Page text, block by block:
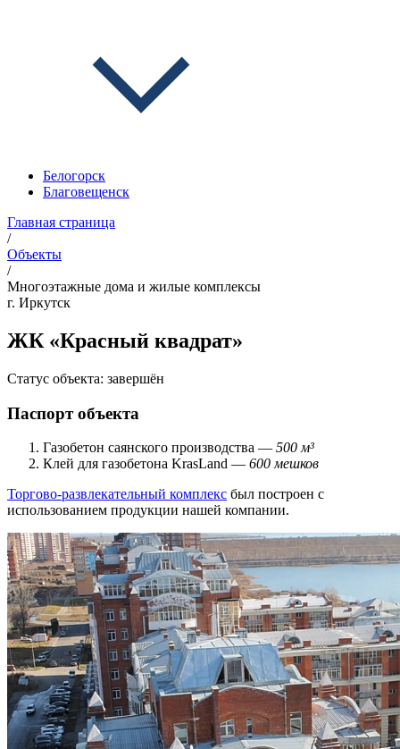
Белогорск
Благовещенск
Главная страница
/
Объекты
/
Многоэтажные дома и жилые комплексы
г. Иркутск
ЖК «Красный квадрат»
Статус объекта: завершён
Паспорт объекта
Газобетон саянского производства — 500 м³
Клей для газобетона KrasLand — 600 мешков
Торгово-развлекательный комплекс был построен с
использованием продукции нашей компании.